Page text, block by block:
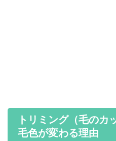
トリミング（毛のカ
毛色が変わる理由